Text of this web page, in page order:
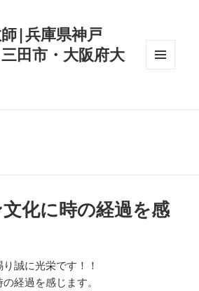
|兵庫県神戸
田市・大阪府大
化に時の経過を感
誠に光栄です！！
経過を感じます。